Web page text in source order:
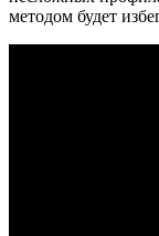
методом будет